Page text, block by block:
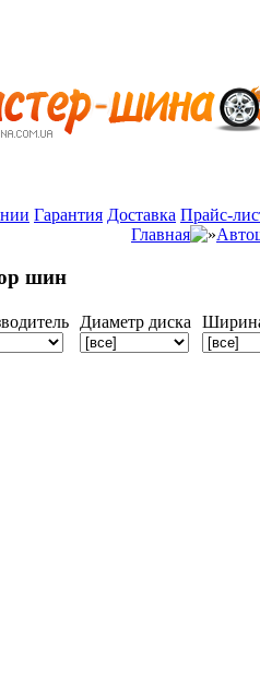
Гарантия Доставка Прайс-
Главная
шин
Диаметр диска